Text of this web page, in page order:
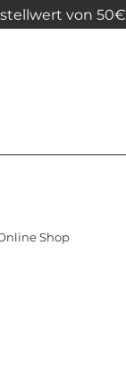
von 50€
Shop